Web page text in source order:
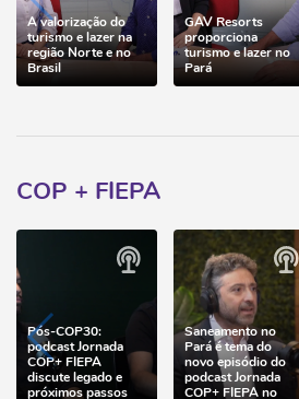
A valorização do
turismo e lazer na
região Norte e no
Brasil
GAV Resorts
proporciona
turismo e lazer no
Pará
COP + FIEPA
Pós-COP30:
podcast Jornada
COP+ FIEPA
discute legado e
próximos passos
Saneamento no
Pará é tema do
novo episódio do
podcast Jornada
COP+ FIEPA no